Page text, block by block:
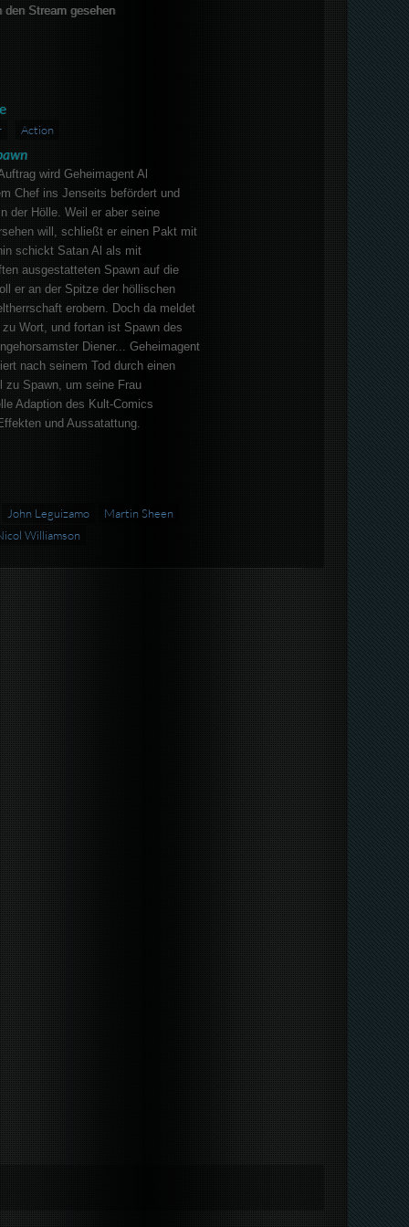
Stream gesehen
Action
wird Geheimagent Al
Chef ins Jenseits befördert und
der Hölle. Weil er aber seine
will, schließt er einen Pakt mit
schickt Satan Al als mit
ausgestatteten Spawn auf die
er an der Spitze der höllischen
erobern. Doch da meldet
Wort, und fortan ist Spawn des
Diener... Geheimagent
nach seinem Tod durch einen
zu Spawn, um seine Frau
Adaption des Kult-Comics
und Aussatattung.
John Leguizamo
Martin Sheen
Williamson